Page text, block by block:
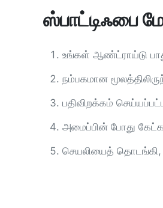
ஸ்பாட்டிஃபை
உங்கள் ஆண்ட்ராய்டு
நம்பகமான
பதிவிறக்கம்
அமைப்பின் போது
செயலியைத் தொடங்கி,